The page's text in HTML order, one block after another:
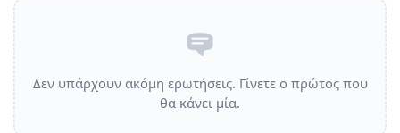
Δεν υπάρχουν ακόμη ερωτήσεις. Γίνετε ο πρώτος που
θα κάνει μία.